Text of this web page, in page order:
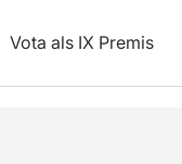
Vota als IX Premis